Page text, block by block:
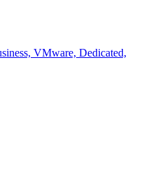
VMware, Dedicated,